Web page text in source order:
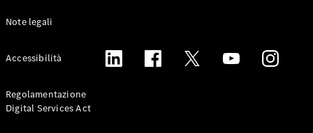
Note legali
Accessibilità
Regolamentazione
Digital Services Act